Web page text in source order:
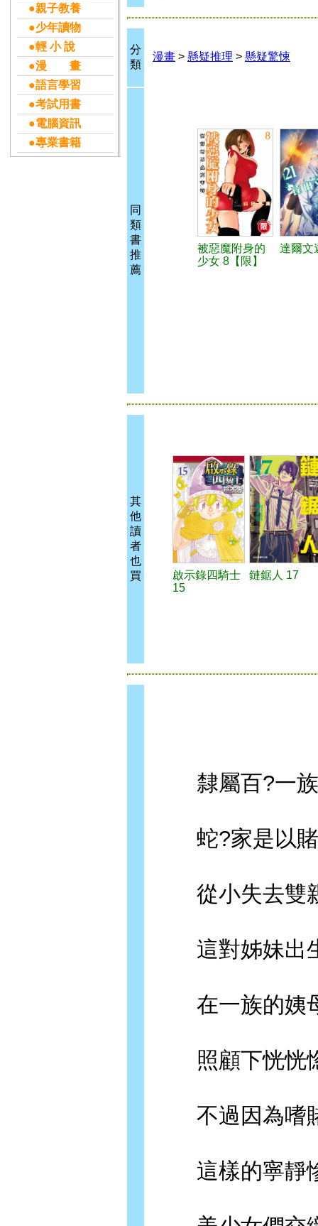
●親子教養
●少年讀物
●輕 小 說
●漫 畫
●語言學習
●考試用書
●電腦資訊
●專業書籍
分
類
漫畫 > 懸疑推理 > 懸疑驚悚
同
類
書
推
薦
被惡魔附身的
少女 8【限】
達爾文
其
他
讀
者
也
買
啟示錄四騎士
15
鏈鋸人 17
隸屬百?一
蛇?家是以賭
從小失去雙
這對姊妹出
在一族的姨
照顧下恍恍
不過因為嗜
這樣的寧靜